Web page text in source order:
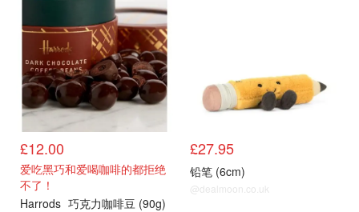
£12.00
爱吃黑巧和爱喝咖啡的都拒绝
不了！
Harrods 巧克力咖啡豆 (90g)
£27.95
铅笔 (6cm)
@dealmoon.co.uk